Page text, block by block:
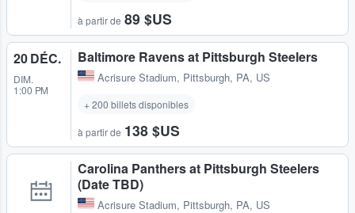
à partir de 89 $US
20 DÉC.
DIM.
1:00 PM
Baltimore Ravens at Pittsburgh Steelers
Acrisure Stadium, Pittsburgh, PA, US
+ 200 billets disponibles
à partir de 138 $US
Carolina Panthers at Pittsburgh Steelers
(Date TBD)
Acrisure Stadium, Pittsburgh, PA, US